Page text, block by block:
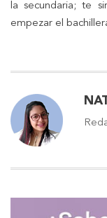
la secundaria; te
empezar el